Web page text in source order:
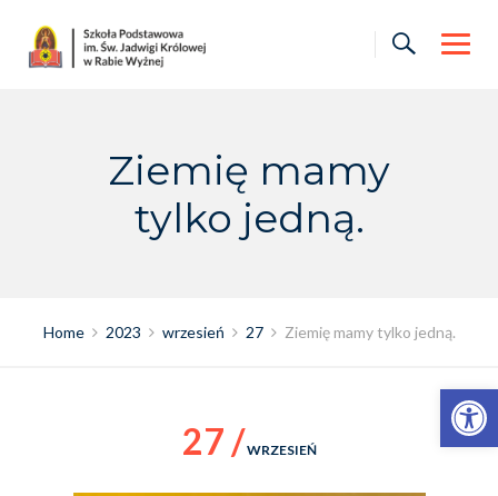
Otwórz pasek narzędzi
content
Ziemię mamy
tylko jedną.
Home 2023 wrzesień 27 Ziemię mamy tylko jedną.
27 /WRZESIEŃ